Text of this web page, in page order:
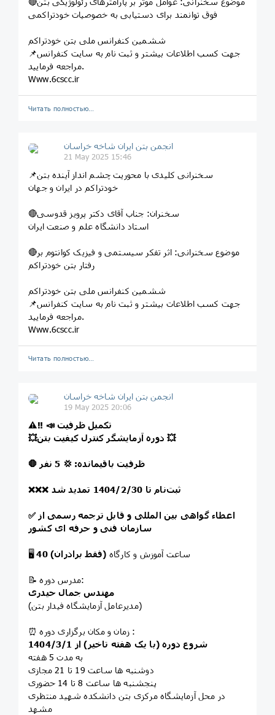
فوق توانمند برای دستیابی به خصوصیات خودتراکمی
ششمین کنفرانس ملی بتن خودتراکم
📌جهت کسب اطلاعات بیشتر و ثبت نام به سایت کنفرانس
مراجعه فرمایید.
Www.6cscc.ir
Читать полностью…
انجمن بتن ایران شاخه خراسان
21 May 2025 15:46
📌سخنرانی کلیدی با محوریت چشم انداز آینده بتن
خودتراکم در ایران و جهان
🔴سخنران: جناب آقای دکتر پرویز قدوسی
استاد دانشگاه علم و صنعت ایران
🔴موضوع سخنرانی: اثر تفکر سیستمی و فیزیک کوانتوم بر
رفتار بتن خودتراکم
ششمین کنفرانس ملی بتن خودتراکم
📌جهت کسب اطلاعات بیشتر و ثبت نام به سایت کنفرانس
مراجعه فرمایید.
Www.6cscc.ir
Читать полностью…
انجمن بتن ایران شاخه خراسان
19 May 2025 20:06
⚠️‼️ 📣 تکمیل ظرفیت
💥دوره آزمایشگر کنترل کیفیت بتن 💥
🛑 ظرفیت باقیمانده: 💢 5 نفر
❌❌❌ ثبت‌نام تا 1404/2/30 تمدید شد
✅ اعطاء گواهی بین المللی و قابل ترجمه رسمی از
سازمان فنی و حرفه ای کشور
🖥40 ساعت آموزش و کارگاه (فقط برادران)
📝 مدرس دوره:
مهندس جمال حیدری
(مدیرعامل آزمایشگاه فیدار بتن)
⏰ زمان و مکان برگزاری دوره :
به مدت 5 هفته
دوشنبه ها ساعت 19 تا 21 مجازی
پنجشنبه ها ساعت 8 تا 14 حضوری
در محل آزمایشگاه مرکزی بتن دانشکده شهید منتظری
مشهد